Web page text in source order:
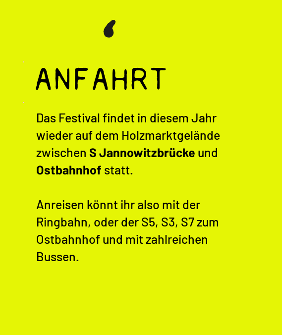
ANFAHRT
Das Festival findet in diesem Jahr
wieder auf dem Holzmarktgelände
zwischen S Jannowitzbrücke und
Ostbahnhof statt.
Anreisen könnt ihr also mit der
Ringbahn, oder der S5, S3, S7 zum
Ostbahnhof und mit zahlreichen
Bussen.